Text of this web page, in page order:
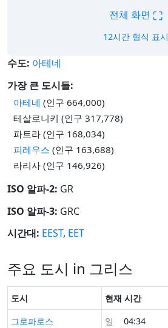
전체 화면 ⛶
12시간 형식 표시
수도: 아테네
가장 큰 도시들:
아테네 (인구 664,000)
테살로니키 (인구 317,778)
파트라 (인구 168,034)
피레우스 (인구 163,688)
라리사 (인구 146,926)
ISO 알파-2: GR
ISO 알파-3: GRC
시간대: EEST, EET
주요 도시 in 그리스
도시
현재 시간
그로파로스
일
04:34